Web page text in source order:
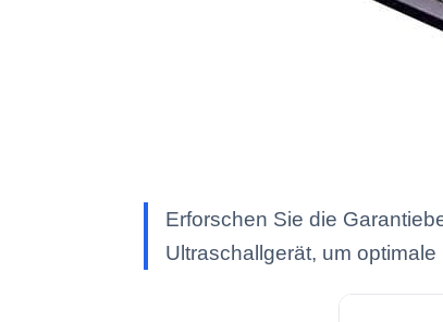
Erforschen Sie die
Ultraschallgerät, um